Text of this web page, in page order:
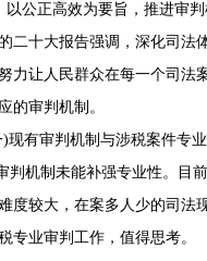
公正高效为要旨，推进审判
十大报告强调，深化司法体
力让人民群众在每一个司法
的审判机制。
有审判机制与涉税案件专业
机制未能补强专业性。目前
度较大，在案多人少的司法
专业审判工作，值得思考。